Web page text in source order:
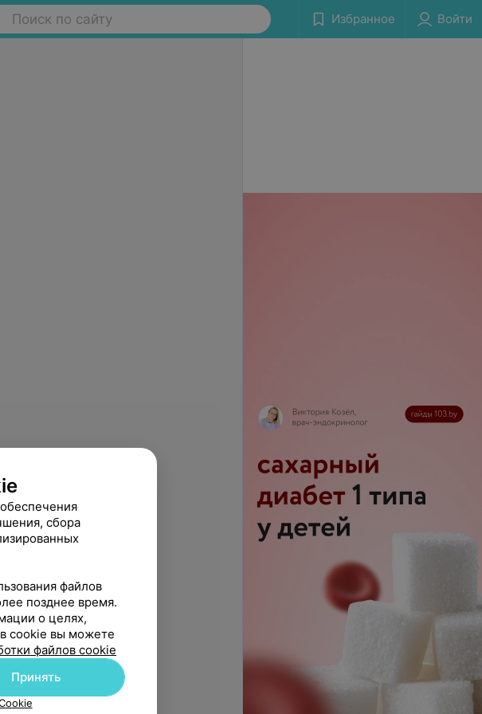
Поиск по сайту Избранное Войти
сбора
файлов
позднее время.
о целях,
cookie вы можете
файлов cookie
Принять